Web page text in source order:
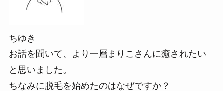
ちゆき
お話を聞いて、より一層まりこさんに癒されたい
と思いました。
ちなみに脱毛を始めたのはなぜですか？